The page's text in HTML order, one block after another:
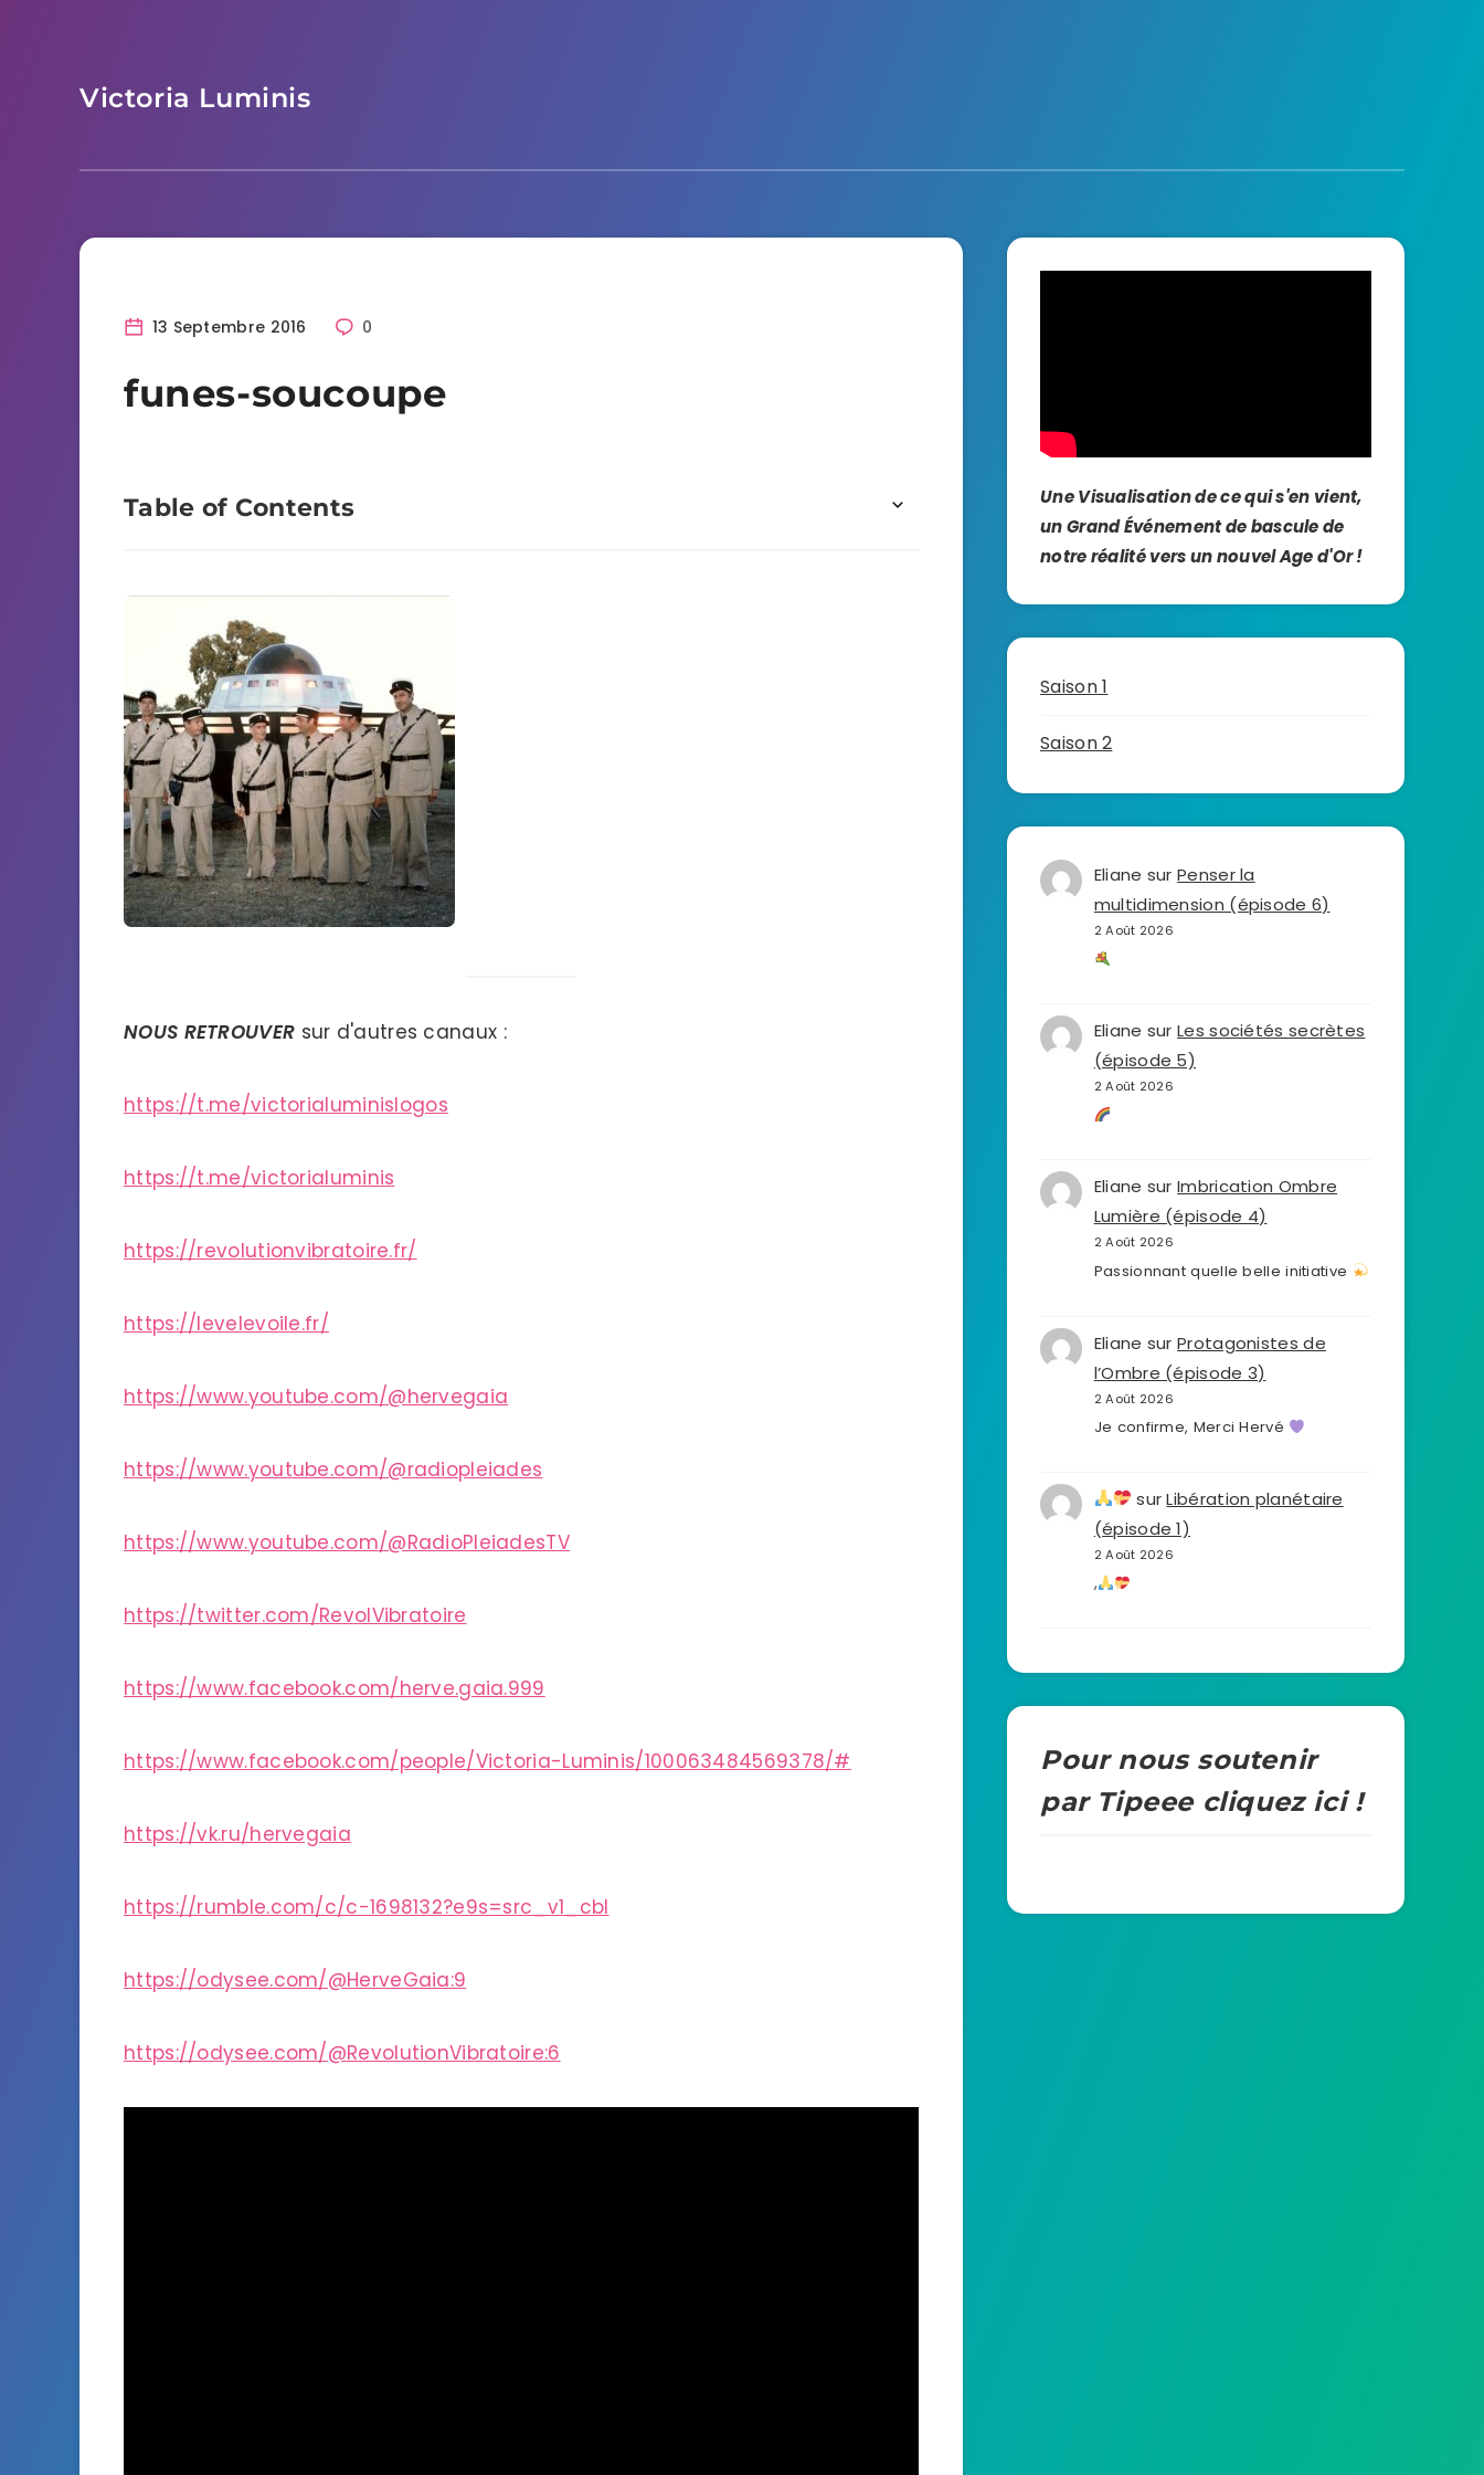
Victoria Luminis
13 Septembre 2016 0
funes-soucoupe
Table of Contents
NOUS RETROUVER sur d'autres canaux :
https://t.me/victorialuminislogos
https://t.me/victorialuminis
https://revolutionvibratoire.fr/
https://levelevoile.fr/
https://www.youtube.com/@hervegaia
https://www.youtube.com/@radiopleiades
https://www.youtube.com/@RadioPleiadesTV
https://twitter.com/RevolVibratoire
https://www.facebook.com/herve.gaia.999
https://www.facebook.com/people/Victoria-Luminis/100063484569378/#
https://vk.ru/hervegaia
https://rumble.com/c/c-1698132?e9s=src_v1_cbl
https://odysee.com/@HerveGaia:9
https://odysee.com/@RevolutionVibratoire:6
Une Visualisation de ce qui s'en vient,
un Grand Événement de bascule de
notre réalité vers un nouvel Age d'Or !
Saison 1
Saison 2
Eliane surPenser la
multidimension (épisode 6)
2 Août 2026
Eliane surLes sociétés secrètes
(épisode 5)
2 Août 2026
Eliane surImbrication Ombre
Lumière (épisode 4)
2 Août 2026
Passionnant quelle belle initiative
Eliane surProtagonistes de
l’Ombre (épisode 3)
2 Août 2026
Je confirme, Merci Hervé
surLibération planétaire
(épisode 1)
2 Août 2026
,
Pour nous soutenir
par Tipeee cliquez ici !